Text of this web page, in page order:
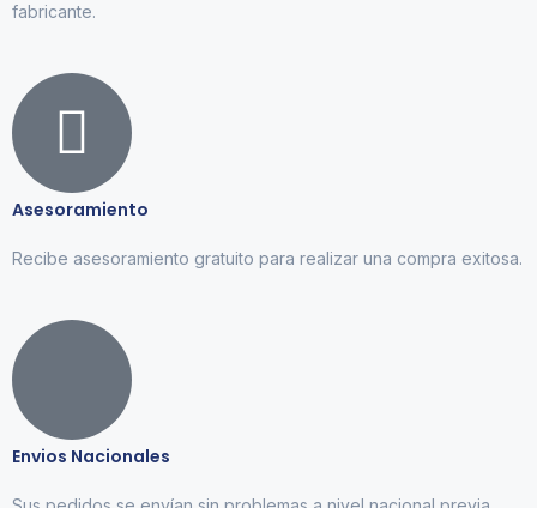
fabricante.
Asesoramiento
Recibe asesoramiento gratuito para realizar una compra exitosa.
Envios Nacionales